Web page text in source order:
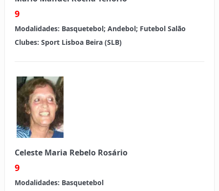
9
Modalidades: Basquetebol; Andebol; Futebol Salão
Clubes: Sport Lisboa Beira (SLB)
Celeste Maria Rebelo Rosário
9
Modalidades: Basquetebol